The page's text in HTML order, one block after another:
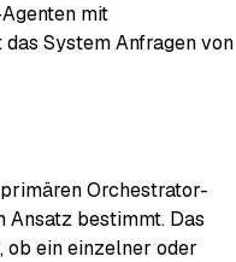
mit
System Anfragen von
Orchestrator-
Ansatz bestimmt. Das
ob ein einzelner oder